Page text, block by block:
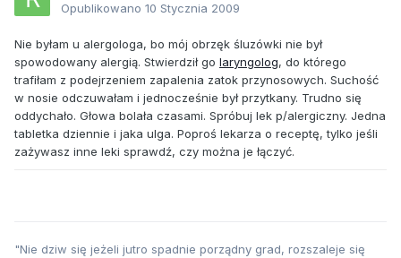
Opublikowano 10 Stycznia 2009
Nie byłam u alergologa, bo mój obrzęk śluzówki nie był
spowodowany alergią. Stwierdził go laryngolog, do którego
trafiłam z podejrzeniem zapalenia zatok przynosowych. Suchość
w nosie odczuwałam i jednocześnie był przytkany. Trudno się
oddychało. Głowa bolała czasami. Spróbuj lek p/alergiczny. Jedna
tabletka dziennie i jaka ulga. Poproś lekarza o receptę, tylko jeśli
zażywasz inne leki sprawdź, czy można je łączyć.
"Nie dziw się jeżeli jutro spadnie porządny grad, rozszaleje się